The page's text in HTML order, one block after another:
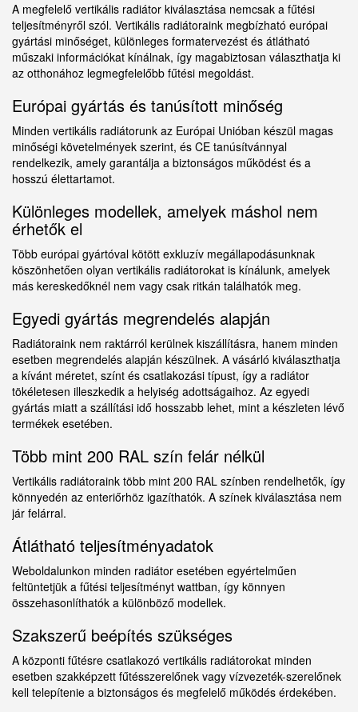
A megfelelő vertikális radiátor kiválasztása nemcsak a fűtési
teljesítményről szól. Vertikális radiátoraink megbízható európai
gyártási minőséget, különleges formatervezést és átlátható
műszaki információkat kínálnak, így magabiztosan választhatja ki
az otthonához legmegfelelőbb fűtési megoldást.
Európai gyártás és tanúsított minőség
Minden vertikális radiátorunk az Európai Unióban készül magas
minőségi követelmények szerint, és CE tanúsítvánnyal
rendelkezik, amely garantálja a biztonságos működést és a
hosszú élettartamot.
Különleges modellek, amelyek máshol nem
érhetők el
Több európai gyártóval kötött exkluzív megállapodásunknak
köszönhetően olyan vertikális radiátorokat is kínálunk, amelyek
más kereskedőknél nem vagy csak ritkán találhatók meg.
Egyedi gyártás megrendelés alapján
Radiátoraink nem raktárról kerülnek kiszállításra, hanem minden
esetben megrendelés alapján készülnek. A vásárló kiválaszthatja
a kívánt méretet, színt és csatlakozási típust, így a radiátor
tökéletesen illeszkedik a helyiség adottságaihoz. Az egyedi
gyártás miatt a szállítási idő hosszabb lehet, mint a készleten lévő
termékek esetében.
Több mint 200 RAL szín felár nélkül
Vertikális radiátoraink több mint 200 RAL színben rendelhetők, így
könnyedén az enteriőrhöz igazíthatók. A színek kiválasztása nem
jár felárral.
Átlátható teljesítményadatok
Weboldalunkon minden radiátor esetében egyértelműen
feltüntetjük a fűtési teljesítményt wattban, így könnyen
összehasonlíthatók a különböző modellek.
Szakszerű beépítés szükséges
A központi fűtésre csatlakozó vertikális radiátorokat minden
esetben szakképzett fűtésszerelőnek vagy vízvezeték-szerelőnek
kell telepítenie a biztonságos és megfelelő működés érdekében.